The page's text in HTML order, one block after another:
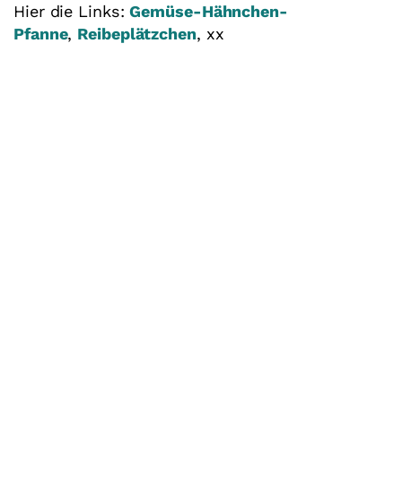
Hier die Links:Gemüse-Hähnchen-
Pfanne, Reibeplätzchen, xx